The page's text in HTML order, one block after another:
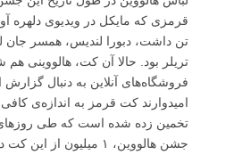
قرمزی که مایکل در ویدیوی دلهره
تن داشت، دبورا لندیس، همسر جان
تریلر بود. حالا آن کت، هالووینی
فروشگاه‌های آنلاین به دنبال گزارش
امیدوارند کت قرمز به اندازه‌ی
تخمین زده شده است که طی روزهای
جشن هالووین، ۱ میلیون